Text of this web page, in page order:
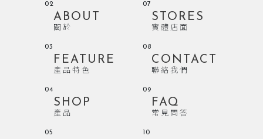
02
ABOUT
關於
03
FEATURE
產品特色
04
SHOP
產品
05
07
STORES
實體店面
08
CONTACT
聯絡我們
09
FAQ
常見問答
10